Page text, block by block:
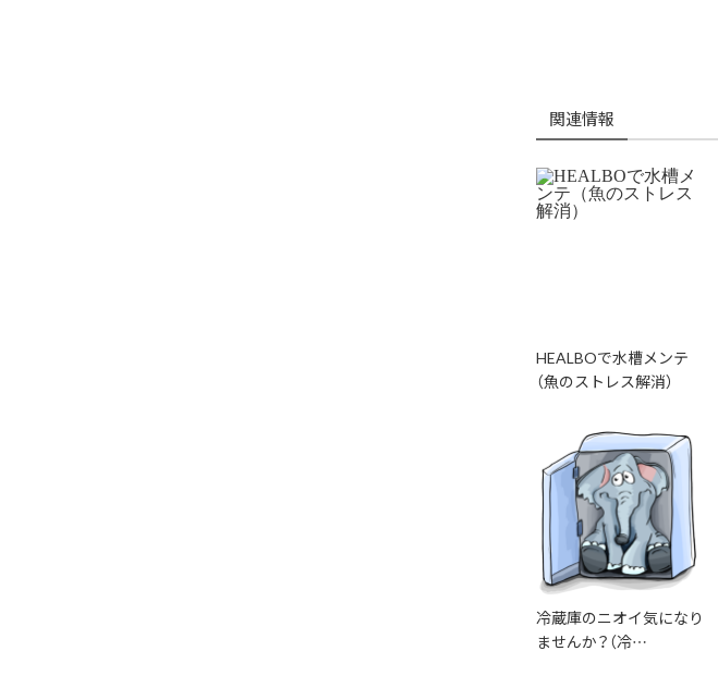
関連情報
HEALBOで水槽メンテ
（魚のストレス解消）
冷蔵庫のニオイ気になり
ませんか？（冷…